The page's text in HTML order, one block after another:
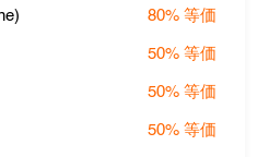
80% 等価
50% 等価
50% 等価
50% 等価